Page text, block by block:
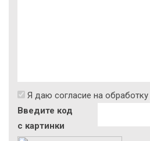
Я даю согласие на обработку
Введите код
с картинки